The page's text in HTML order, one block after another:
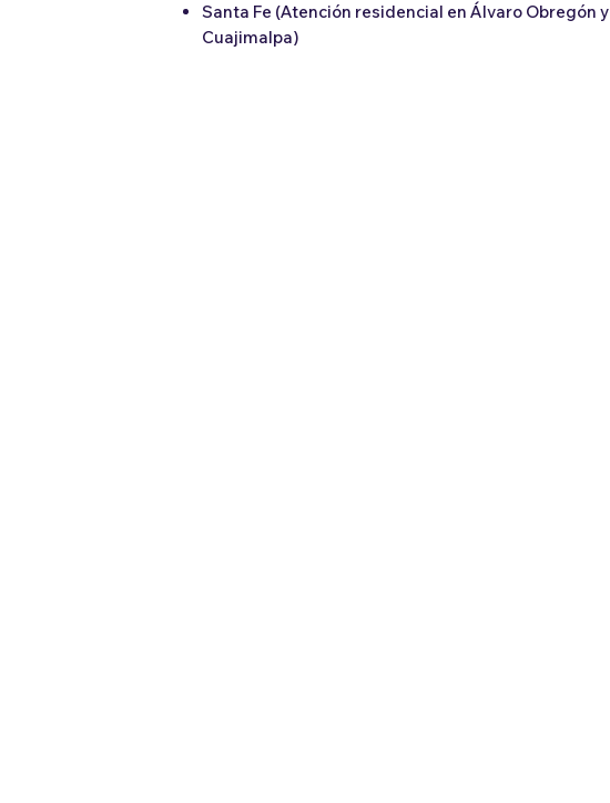
Santa Fe (Atención residencial en Álvaro Obregón y
Cuajimalpa)